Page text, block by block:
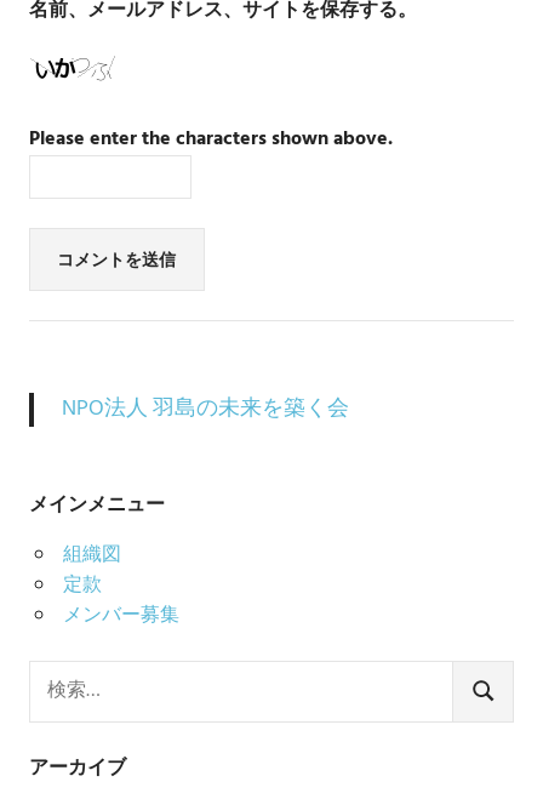
名前、メールアドレス、サイトを保存する。
Please enter the characters shown above.
NPO法人 羽島の未来を築く会
メインメニュー
組織図
定款
メンバー募集
索:
検
索
アーカイブ